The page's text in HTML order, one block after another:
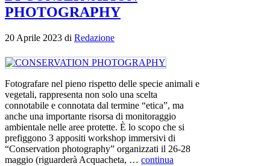
PHOTOGRAPHY
20 Aprile 2023 di Redazione
Fotografare nel pieno rispetto delle specie animali e
vegetali, rappresenta non solo una scelta
connotabile e connotata dal termine “etica”, ma
anche una importante risorsa di monitoraggio
ambientale nelle aree protette. È lo scopo che si
prefiggono 3 appositi workshop immersivi di
“Conservation photography” organizzati il 26-28
maggio (riguarderà Acquacheta, … continua